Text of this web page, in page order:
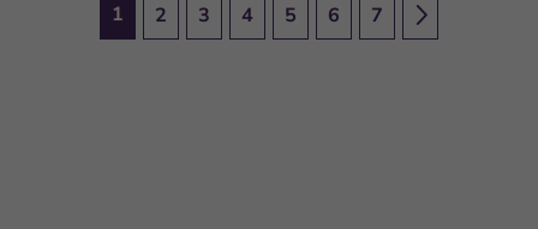
1 2 3 4 5 6 7